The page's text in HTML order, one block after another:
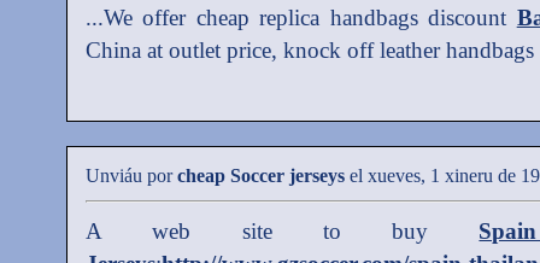
...We offer cheap replica handbags discount
China at outlet price, knock off leather handbags
Unviáu porcheap Soccer jerseys el xueves, 1 xineru de
A web site to buy